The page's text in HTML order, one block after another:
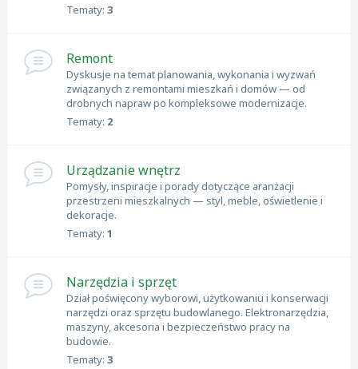
Tematy: 3
Remont
Dyskusje na temat planowania, wykonania i wyzwań
związanych z remontami mieszkań i domów — od
drobnych napraw po kompleksowe modernizacje.
Tematy: 2
Urządzanie wnętrz
Pomysły, inspiracje i porady dotyczące aranżacji
przestrzeni mieszkalnych — styl, meble, oświetlenie i
dekoracje.
Tematy: 1
Narzędzia i sprzęt
Dział poświęcony wyborowi, użytkowaniu i konserwacji
narzędzi oraz sprzętu budowlanego. Elektronarzędzia,
maszyny, akcesoria i bezpieczeństwo pracy na
budowie.
Tematy: 3